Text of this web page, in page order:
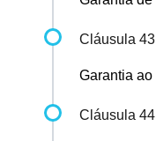
Cláusula 43
Garantia ao
Cláusula 44